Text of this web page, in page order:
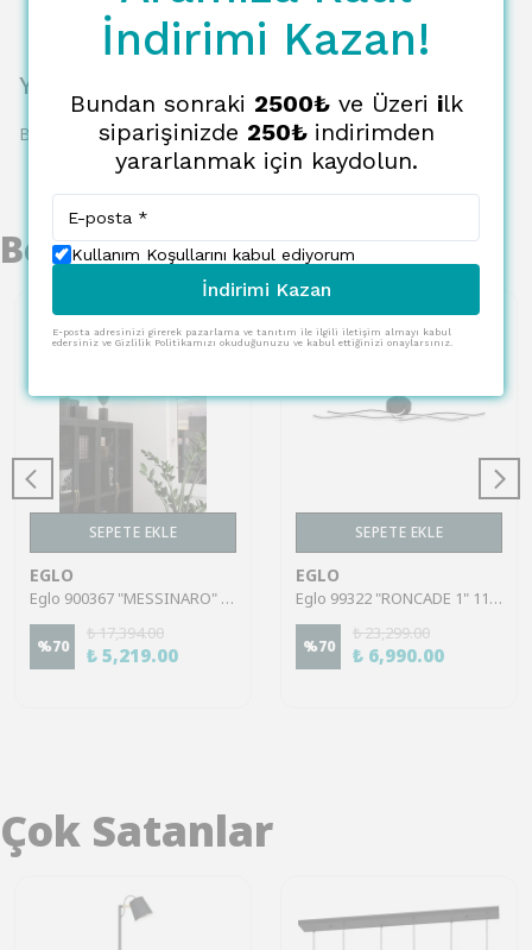
Yorumlar
Bu ürün için henüz yorum yapılmamış.
Benzer Ürünler
SEPETE EKLE
EGLO
Eglo 900367 "MESSINARO" 72 Cm Uzunluğunda Çelik Siyah, Fırçalanmış Pirinç Tavan Armatürü
%70
₺ 17,394.00
₺ 5,219.00
SEPETE EKLE
EGLO
Eglo 99322 "RONCADE 1" 116 Cm Uzunluğunda Çelik, Alüminyum Siyah Duvar Tavan Armatürü
%70
₺ 23,299.00
₺ 6,990.00
Çok Satanlar
İndirimi Kazan!
Bundan sonraki 2500₺ve Üzeri ilk
siparişinizde 250₺ indirimden
yararlanmak için kaydolun.
Kullanım Koşullarını kabul ediyorum
İndirimi Kazan
E-posta adresinizi girerek pazarlama ve tanıtım ile ilgili iletişim almayı kabul
edersiniz ve Gizlilik Politikamızı okuduğunuzu ve kabul ettiğinizi onaylarsınız.